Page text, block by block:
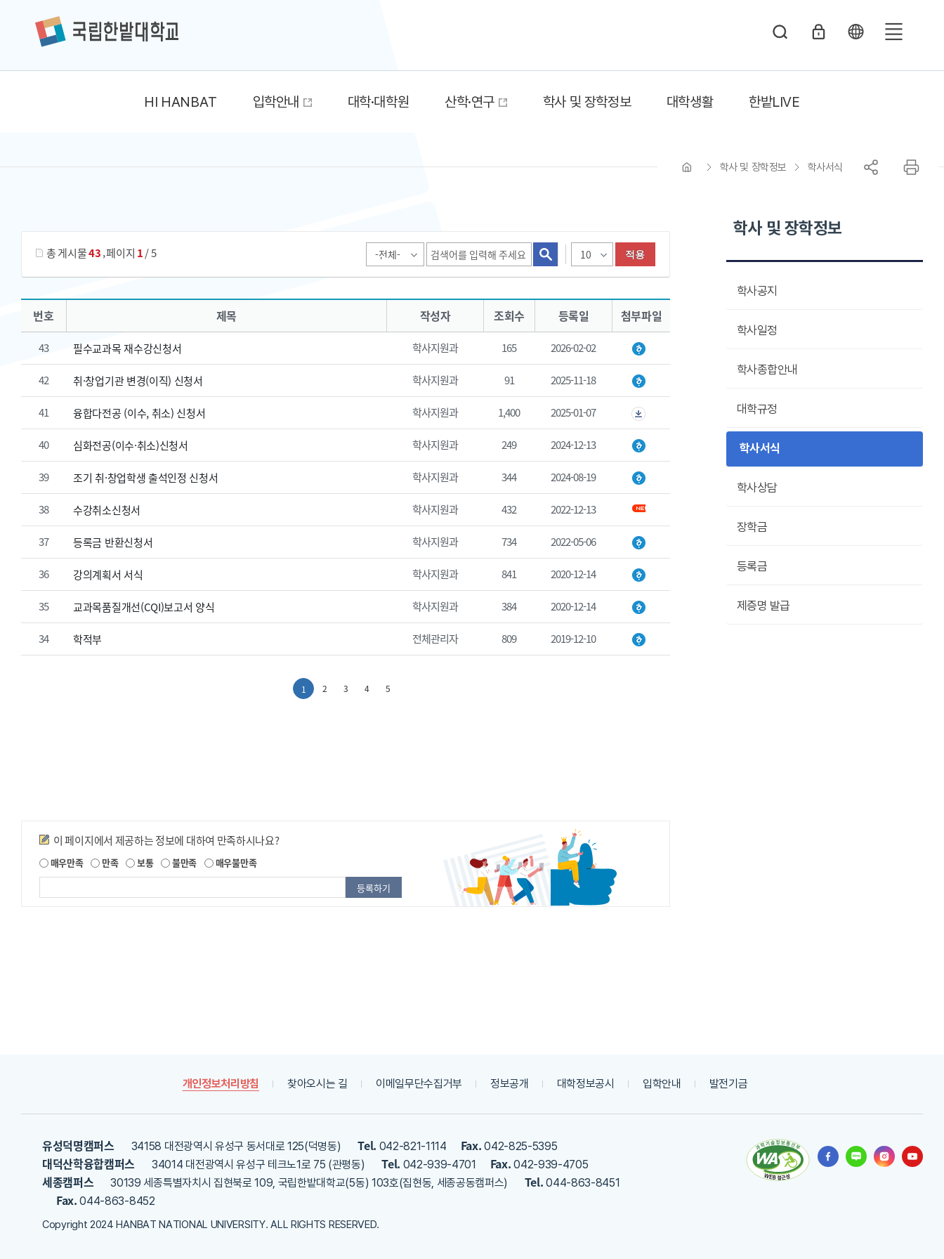
체
HI HANBAT 입학안내 대학·대학원 산학·연구 학사 및 장학정보 대학생활 한밭LIVE
학사 및 장학정보 학사서식
학사 및 장학정보
학사공지
학사일정
학사종합안내
대학규정
학사서식
학사상담
장학금
등록금
제증명 발급
총 게시물43,페이지 1/ 5 적용
학사서식 목록 으로 번호, 제목, 작성자, 조회수, 등록 일, 첨부파일로 나열 되고 있습니다.
번호 제목 작성자 조회수 등록일 첨부파일
43 필수교과목 재수강신청서 학사지원과 165 2026-02-02
42 취·창업기관 변경(이직) 신청서 학사지원과 91 2025-11-18
41 융합다전공 (이수, 취소) 신청서 학사지원과 1,400 2025-01-07
40 심화전공(이수·취소)신청서 학사지원과 249 2024-12-13
39 조기 취·창업학생 출석인정 신청서 학사지원과 344 2024-08-19
38 수강취소신청서 학사지원과 432 2022-12-13
37 등록금 반환신청서 학사지원과 734 2022-05-06
36 강의계획서 서식 학사지원과 841 2020-12-14
35 교과목품질개선(CQI)보고서 양식 학사지원과 384 2020-12-14
34 학적부 전체관리자 809 2019-12-10
1 2 3 4 5
만족도조사
이 페이지에서 제공하는 정보에 대하여 만족하시나요?
매우만족 만족 보통 불만족 매우불만족
공
세
개인정보처리방침 찾아오시는 길 이메일무단수집거부 정보공개 대학정보공시 입학안내 발전기금
유성덕명캠퍼스 34158 대전광역시 유성구 동서대로 125(덕명동) Tel. 042-821-1114 Fax.042-825-5395
대덕산학융합캠퍼스 34014 대전광역시 유성구 테크노1로 75 (관평동) Tel. 042-939-4701 Fax.042-939-4705
세종캠퍼스 30139 세종특별자치시 집현북로 109, 국립한밭대학교(5동) 103호(집현동, 세종공동캠퍼스) Tel.044-863-8451
Fax.044-863-8452
Copyright 2024 HANBAT NATIONAL UNIVERSITY. ALL RIGHTS RESERVED.